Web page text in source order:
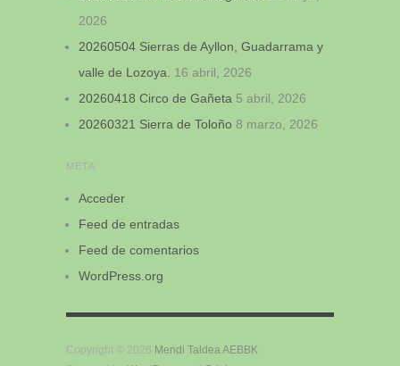
2026
20260504 Sierras de Ayllon, Guadarrama y
valle de Lozoya.
16 abril, 2026
20260418 Circo de Gañeta 5 abril, 2026
20260321 Sierra de Toloño 8 marzo, 2026
META
Acceder
Feed de entradas
Feed de comentarios
WordPress.org
Copyright © 2026 Mendi Taldea AEBBK